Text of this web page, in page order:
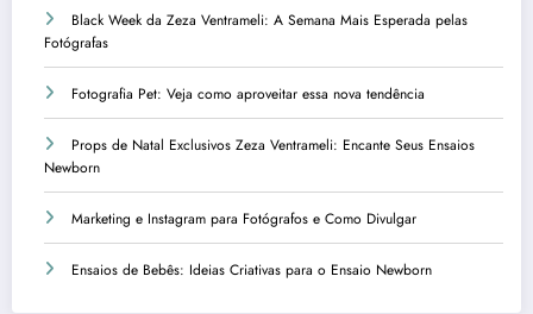
Black Week da Zeza Ventrameli: A Semana Mais Esperada pelas
Fotógrafas
Fotografia Pet: Veja como aproveitar essa nova tendência
Props de Natal Exclusivos Zeza Ventrameli: Encante Seus Ensaios
Newborn
Marketing e Instagram para Fotógrafos e Como Divulgar
Ensaios de Bebês: Ideias Criativas para o Ensaio Newborn